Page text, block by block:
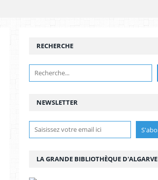
NEWSLETTER
RECHERCHE
LA GRANDE BIBLIOTHÈQUE D'ALGARVE